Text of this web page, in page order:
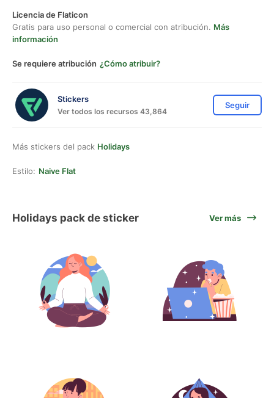
Licencia de Flaticon
Gratis para uso personal o comercial con atribución. Más
información
Se requiere atribución ¿Cómo atribuir?
Stickers
Ver todos los recursos 43,864
Seguir
Más stickers del pack Holidays
Estilo: Naive Flat
Holidays pack de sticker Ver más